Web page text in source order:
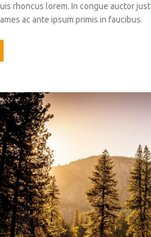
rhoncus lorem. In congue auctor
ac ante ipsum primis in faucibus.